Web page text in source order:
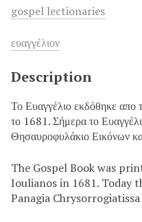
gospel lectionaries
ευαγγέλιον
Description
Το Ευαγγέλιο εκδόθηκε απο
το 1681. Σήμερα το
Θησαυροφυλάκιο Εικόνων
The Gospel Book was
Ioulianos in 1681. Today
Panagia